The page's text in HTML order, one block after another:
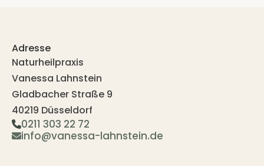
Adresse
Naturheilpraxis
Vanessa Lahnstein
Gladbacher Straße 9
40219 Düsseldorf
0211 303 22 72
info@vanessa-lahnstein.de